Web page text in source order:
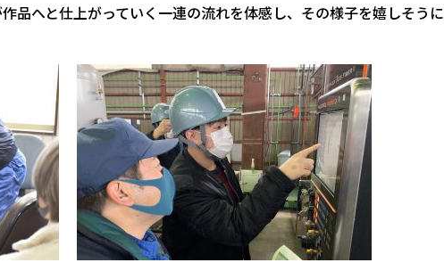
品へと仕上がっていく一連の流れを体感し、その様子を嬉しそうに